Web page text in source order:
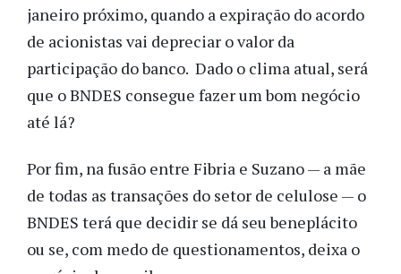
janeiro próximo, quando a expiração do acordo
de acionistas vai depreciar o valor da
participação do banco. Dado o clima atual, será
que o BNDES consegue fazer um bom negócio
até lá?
Por fim, na fusão entre Fibria e Suzano — a mãe
de todas as transações do setor de celulose — o
BNDES terá que decidir se dá seu beneplácito
ou se, com medo de questionamentos, deixa o